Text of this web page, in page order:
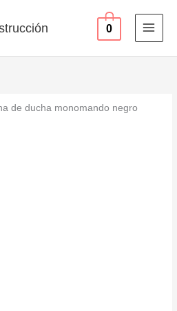
0
de ducha monomando negro